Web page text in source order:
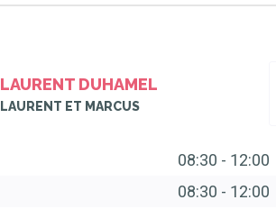
LAURENT DUHAMEL
LAURENT ET MARCUS
08:30 - 12:00
08:30 - 12:00